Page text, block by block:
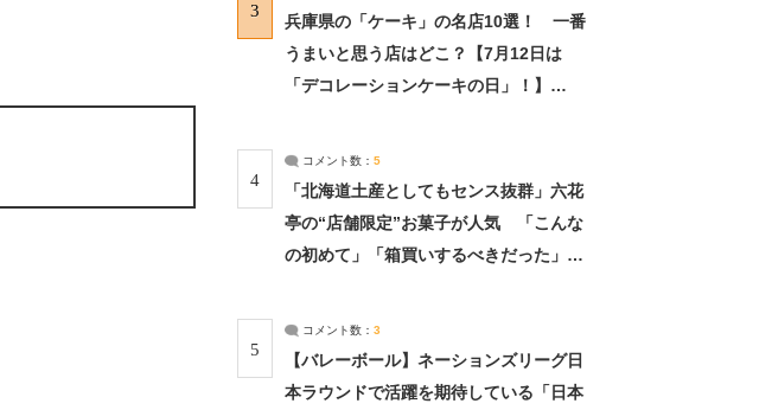
3
兵庫県の「ケーキ」の名店10選！ 一番
うまいと思う店はどこ？【7月12日は
「デコレーションケーキの日」！】
4
コメント数： 5
「北海道土産としてもセンス抜群」六花
亭の“店舗限定”お菓子が人気 「こんな
の初めて」「箱買いするべきだった」
5
コメント数： 3
【バレーボール】ネーションズリーグ日
本ラウンドで活躍を期待している「日本